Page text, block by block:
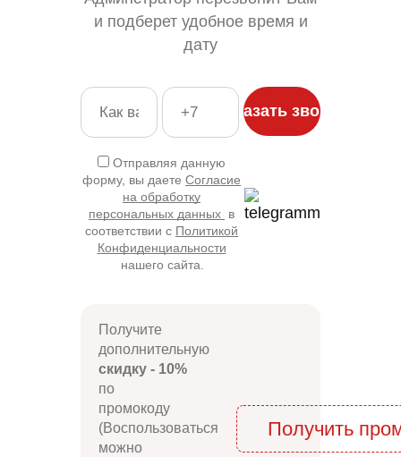
и подберет удобное время и
дату
Отправляя данную
форму, вы даете Согласие
на обработку
персональных данных в
соответствии с Политикой
Конфиденциальности
нашего сайта.
Получите
дополнительную
скидку - 10%
по
промокоду
(Воспользоваться
можно
Получить